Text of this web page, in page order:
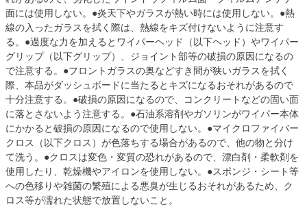
面には使用しない。●炎天下やガラスが熱い時には使用しない。●熱
線の入ったガラスを拭く際は、熱線をキズ付けないように注意す
る。●過度な力を加えるとワイパーヘッド（以下ヘッド）やワイパー
グリップ（以下グリップ）、ジョイント部等の破損の原因になるの
で注意する。●フロントガラスの奥などすき間が狭いガラスを拭く
際、本品がダッシュボードに当たるとキズになるおそれがあるので
十分注意する。●破損の原因になるので、コンクリートなどの固い面
に落とさないよう注意する。●石油系溶剤やガソリンがワイパー本体
にかかると破損の原因になるので使用しない。●マイクロファイバー
クロス（以下クロス）が色落ちする場合があるので、他の物と分け
て洗う。●クロスは変色・変質の恐れがあるので、漂白剤・柔軟剤を
使用したり、乾燥機やアイロンを使用しない。●スポンジ・シート等
への色移りや雑菌の繁殖による悪臭が生じるおそれがあるため、ク
ロス等が濡れた状態で放置しないこと。